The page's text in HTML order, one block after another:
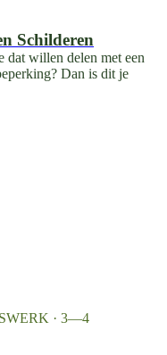
Schilderen
dat willen delen met een
Dan is dit je
· 3—4